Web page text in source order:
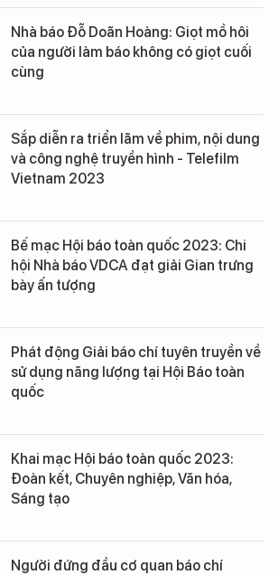
Nhà báo Đỗ Doãn Hoàng: Giọt mồ hôi
của người làm báo không có giọt cuối
cùng
Sắp diễn ra triển lãm về phim, nội dung
và công nghệ truyền hình - Telefilm
Vietnam 2023
Bế mạc Hội báo toàn quốc 2023: Chi
hội Nhà báo VDCA đạt giải Gian trưng
bày ấn tượng
Phát động Giải báo chí tuyên truyền về
sử dụng năng lượng tại Hội Báo toàn
quốc
Khai mạc Hội báo toàn quốc 2023:
Đoàn kết, Chuyên nghiệp, Văn hóa,
Sáng tạo
Người đứng đầu cơ quan báo chí